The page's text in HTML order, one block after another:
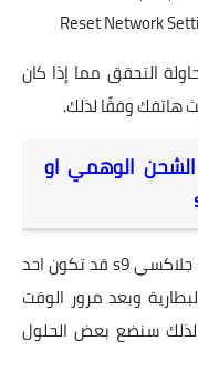
التحقق مما إذا كان
هاتفك وفقًا لذلك.
الوهمي او
تحدث اثناء تثبيت بعض التطبيقات لهاتف جلاكسي s9 قد تكون احد
وبعد مرور الوقت
سنضع بعض الحلول